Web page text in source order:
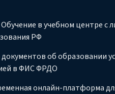
Обучение в учебном центре с
РФ
об образовании
в ФИС ФРДО
онлайн-платформа